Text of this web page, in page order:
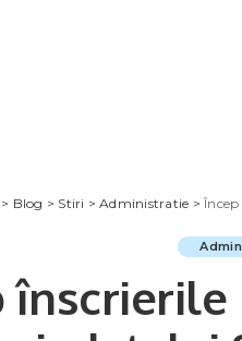
Blog > Stiri >Administratie >